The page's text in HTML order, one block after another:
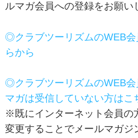
ルマガ会員への登録をお願い
◎クラブツーリズムのWEB会
らから
◎クラブツーリズムのWEB
マガは受信していない方はこ
※既にインターネット会員の
変更することでメールマガジ